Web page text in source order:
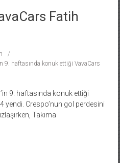
Fatih
9. haftasında konuk ettiği VavaCars
9. haftasında konuk ettiği
yendi. Crespo’nun gol perdesini
Takıma